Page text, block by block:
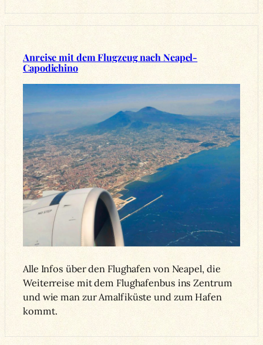
Anreise mit dem Flugzeug nach Neapel-
Capodichino
Alle Infos über den Flughafen von Neapel, die
Weiterreise mit dem Flughafenbus ins Zentrum
und wie man zur Amalfiküste und zum Hafen
kommt.